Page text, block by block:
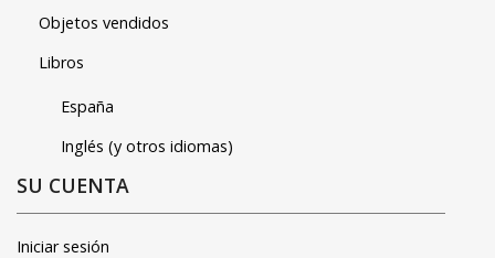
Objetos vendidos
Libros
España
Inglés (y otros idiomas)
SU CUENTA
Iniciar sesión